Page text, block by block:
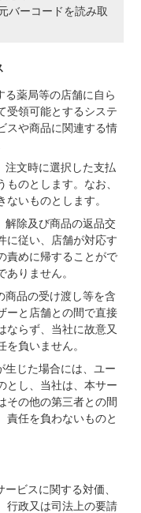
バーコードを読み取
る薬局等の店舗に自ら
受領可能とするシステ
スや商品に関連する情
注文時に選択した支払
のとします。なお、
いものとします。
解除及び商品の返品交
に従い、店舗が対応す
責めに帰することがで
りません。
商品の受け渡し等を含
ーと店舗との間で直接
ならず、当社に故意又
負いません。
生じた場合には、ユー
とし、当社は、本サー
その他の第三者との間
責任を負わないものと
ビスに関する対価、
行政又は司法上の要請